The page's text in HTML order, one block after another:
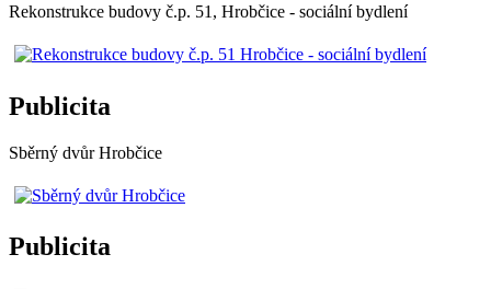
Rekonstrukce budovy č.p. 51, Hrobčice - sociální bydlení
Publicita
Sběrný dvůr Hrobčice
Publicita